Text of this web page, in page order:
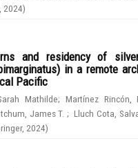
2024)
and residency of
in a remote
Pacific
Mathilde; Martínez Rincón,
James T.; Lluch Cota,
, 2024)